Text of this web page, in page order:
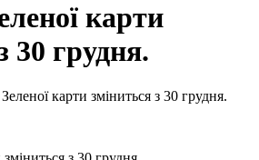
карти
30 грудня.
карти зміниться з 30 грудня.